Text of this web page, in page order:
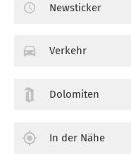
Newsticker
Verkehr
Dolomiten
In der Nähe